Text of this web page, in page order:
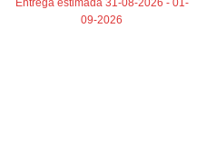
09-2026